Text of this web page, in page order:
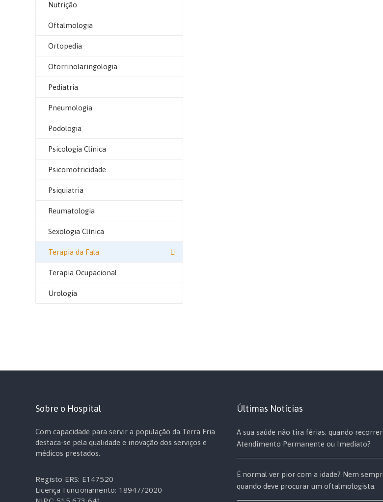
Nutrição
Oftalmologia
Ortopedia
Otorrinolaringologia
Pediatria
Pneumologia
Podologia
Psicologia Clínica
Psicomotricidade
Psiquiatria
Reumatologia
Sexologia Clínica
Terapia da Fala
Terapia Ocupacional
Urologia
Sobre o Hospital
Com capacidade para servir a população da Terra Fria
destaca-se pela qualidade e inovação dos serviços e
médicos prestados.
Registo ERS: E147520
Licença Funcionamento: 18947/2020
Últimas Notícias
A sua saúde não tira férias: quando
Atendimento Permanente ou Imediato?
É normal ver pior com a idade? Nem
quando deve procurar um oftalmologista.